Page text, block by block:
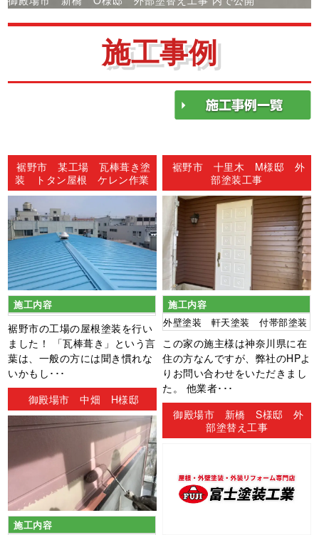
稿
ゲ
ン
施工事例
裾野市 某工場 瓦棒葺き塗
装 トタン屋根 ケレン作業
施工内容
裾野市の工場の屋根塗装を行い
ました！ 「瓦棒葺き」という言
葉は、一般の方には聞き慣れな
いかもし･･･
裾野市 十里木 M様邸 外
部塗装工事
施工内容
外壁塗装 軒天塗装 付帯部塗装
この家の施主様は神奈川県に在
住の方なんですが、弊社のHPよ
りお問い合わせをいただきまし
た。 他業者･･･
御殿場市 中畑 H様邸
施工内容
御殿場市 新橋 S様邸 外
部塗替え工事